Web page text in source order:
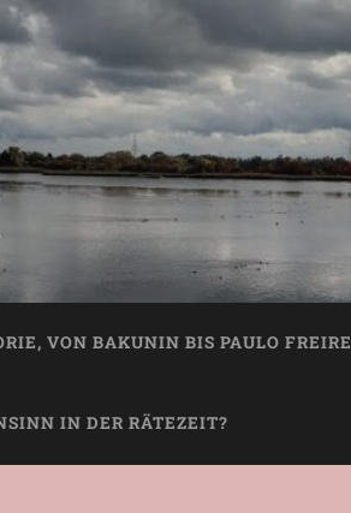
VON BAKUNIN BIS PAULO FREIRE
IN DER RÄTEZEIT?